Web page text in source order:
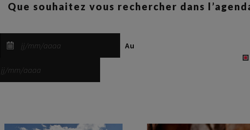
Que souhaitez vous rechercher dans
Au